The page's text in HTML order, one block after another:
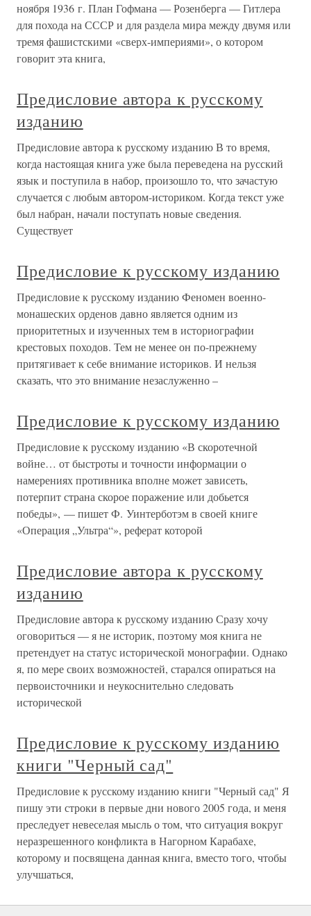
ноября 1936 г. План Гофмана — Розенберга — Гитлера
для похода на СССР и для раздела мира между двумя или
тремя фашистскими «сверх-империями», о котором
говорит эта книга,
Предисловие автора к русскому
изданию
Предисловие автора к русскому изданию В то время,
когда настоящая книга уже была переведена на русский
язык и поступила в набор, произошло то, что зачастую
случается с любым автором-историком. Когда текст уже
был набран, начали поступать новые сведения.
Существует
Предисловие к русскому изданию
Предисловие к русскому изданию Феномен военно-
монашеских орденов давно является одним из
приоритетных и изученных тем в историографии
крестовых походов. Тем не менее он по-прежнему
притягивает к себе внимание историков. И нельзя
сказать, что это внимание незаслуженно –
Предисловие к русскому изданию
Предисловие к русскому изданию «В скоротечной
войне… от быстроты и точности информации о
намерениях противника вполне может зависеть,
потерпит страна скорое поражение или добьется
победы», — пишет Ф. Уинтерботэм в своей книге
«Операция „Ультра“», реферат которой
Предисловие автора к русскому
изданию
Предисловие автора к русскому изданию Сразу хочу
оговориться — я не историк, поэтому моя книга не
претендует на статус исторической монографии. Однако
я, по мере своих возможностей, старался опираться на
первоисточники и неукоснительно следовать
исторической
Предисловие к русскому изданию
книги "Черный сад"
Предисловие к русскому изданию книги "Черный сад" Я
пишу эти строки в первые дни нового 2005 года, и меня
преследует невеселая мысль о том, что ситуация вокруг
неразрешенного конфликта в Нагорном Карабахе,
которому и посвящена данная книга, вместо того, чтобы
улучшаться,